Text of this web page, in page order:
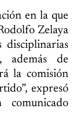
en la que
Zelaya
disciplinarias
además de
la comisión
expresó